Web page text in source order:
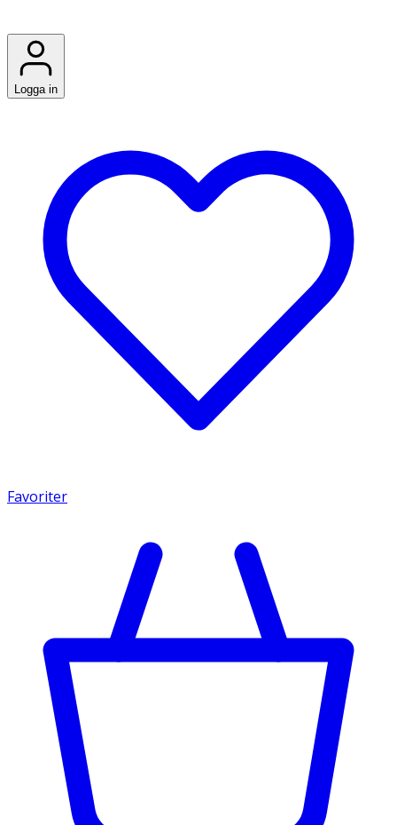
Logga in
Favoriter